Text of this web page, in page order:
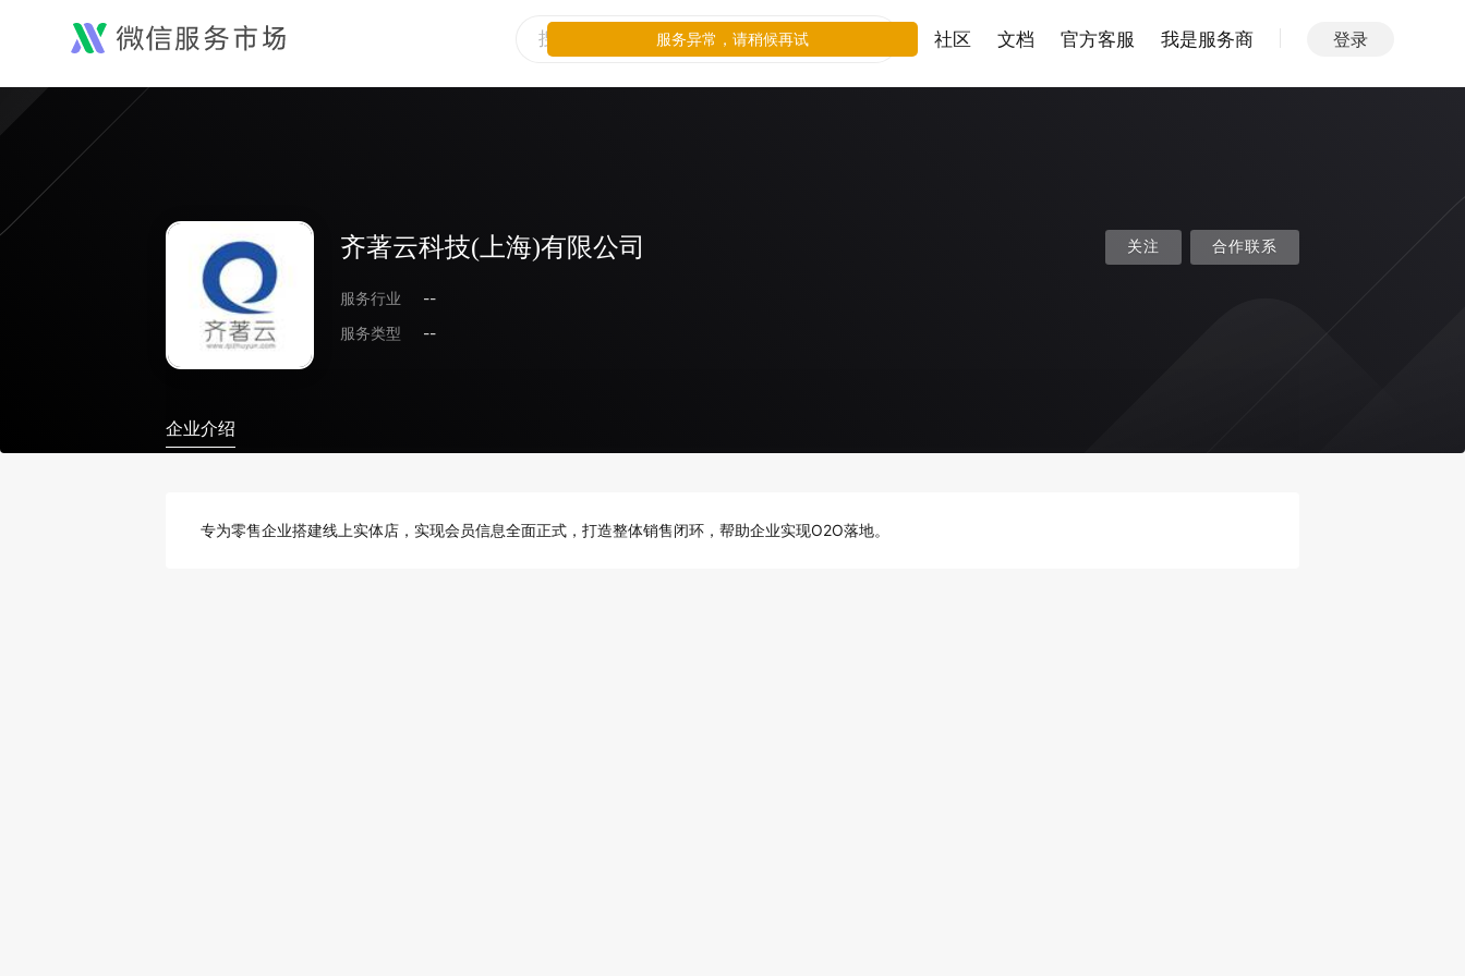
社区 文档 官方客服 我是服务商 登录
齐著云科技(上海)有限公司
服务行业
--
服务类型
--
关注 合作联系
企业介绍
专为零售企业搭建线上实体店，实现会员信息全面正式，打造整体销售闭环，帮助企业实现O2O落地。
服务异常，请稍候再试